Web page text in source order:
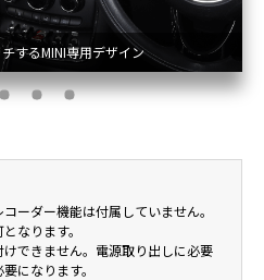
ーターを確認可能
ーダー機能は付属していません。
なります。
できません。電源取り出しに必要
になります。